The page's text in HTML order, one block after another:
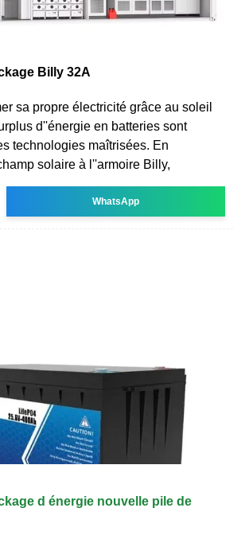
Billy 32A
sa propre électricité grâce au soleil
d''énergie en batteries sont
technologies maîtrisées. En
solaire à l''armoire Billy,
WhatsApp
d énergie nouvelle pile de